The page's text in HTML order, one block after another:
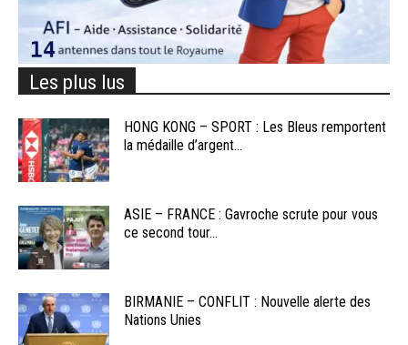
Les plus lus
HONG KONG – SPORT : Les Bleus remportent
la médaille d’argent...
ASIE – FRANCE : Gavroche scrute pour vous
ce second tour...
BIRMANIE – CONFLIT : Nouvelle alerte des
Nations Unies